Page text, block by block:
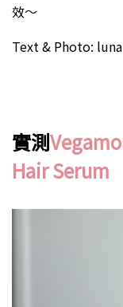
效～
Text & Photo: luna
實測
Hair Serum